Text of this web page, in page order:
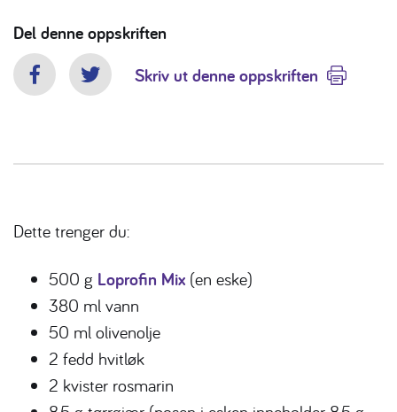
Del denne oppskriften
FacebookTwitterSkriv ut denne oppskriften
Dette trenger du:
500 g Loprofin Mix (en eske)
380 ml vann
50 ml olivenolje
2 fedd hvitløk
2 kvister rosmarin